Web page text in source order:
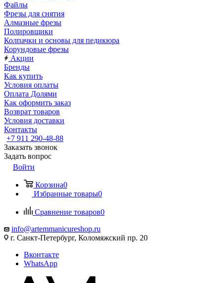
Файлы
Фрезы для снятия
Алмазные фрезы
Полировщики
Колпачки и основы для педикюра
Корундовые фрезы
Акции
Бренды
Как купить
Условия оплаты
Оплата Долями
Как оформить заказ
Возврат товаров
Условия доставки
Контакты
+7 911 290-48-88
Заказать звонок
Задать вопрос
Войти
Корзина0
Избранные товары0
Сравнение товаров0
info@artemmanicureshop.ru
г. Санкт-Петербург, Коломяжский пр. 20
Вконтакте
WhatsApp